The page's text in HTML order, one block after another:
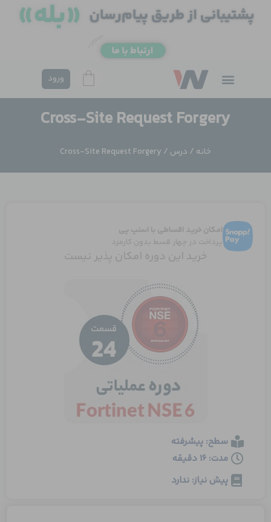
ورود
Cross-Site Request Forgery
خانه / درس / Cross-Site Request Forgery
امکان خرید اقساطی با اسنپ پی
پرداخت در چهار قسط بدون کارمزد
خرید این دوره امکان پذیر نیست
سطح: پیشرفته
مدت: 16 دقیقه
پیش نیاز: ندارد